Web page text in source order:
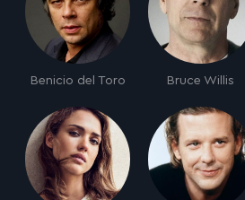
Benicio del Toro Bruce Willis